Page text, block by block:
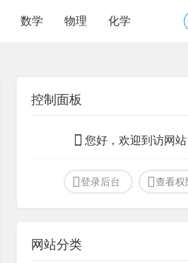
数学 物理 化学
控制面板
您好，欢迎到访网站
登录后台 查看权
网站分类